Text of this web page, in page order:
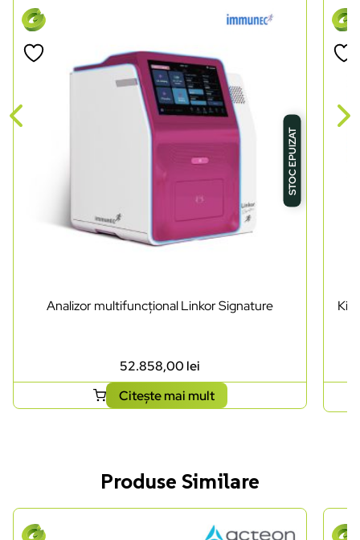
STOC EPUIZAT
Analizor multifuncțional Linkor Signature
52.858,00 lei
Citește mai mult
Kit
Produse Similare